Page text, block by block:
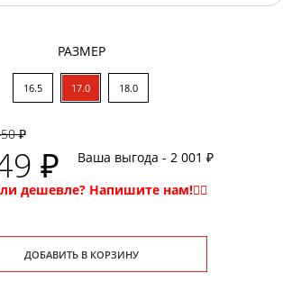
₽
₽ Ваша выгода - 2 001 ₽
РАЗМЕР
16.5 17.0 18.0
ДОБАВИТЬ В КОРЗИНУ